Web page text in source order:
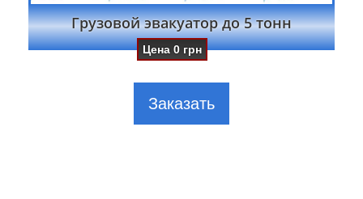
Грузовой эвакуатор до 5 тонн
Цена0 грн
Заказать